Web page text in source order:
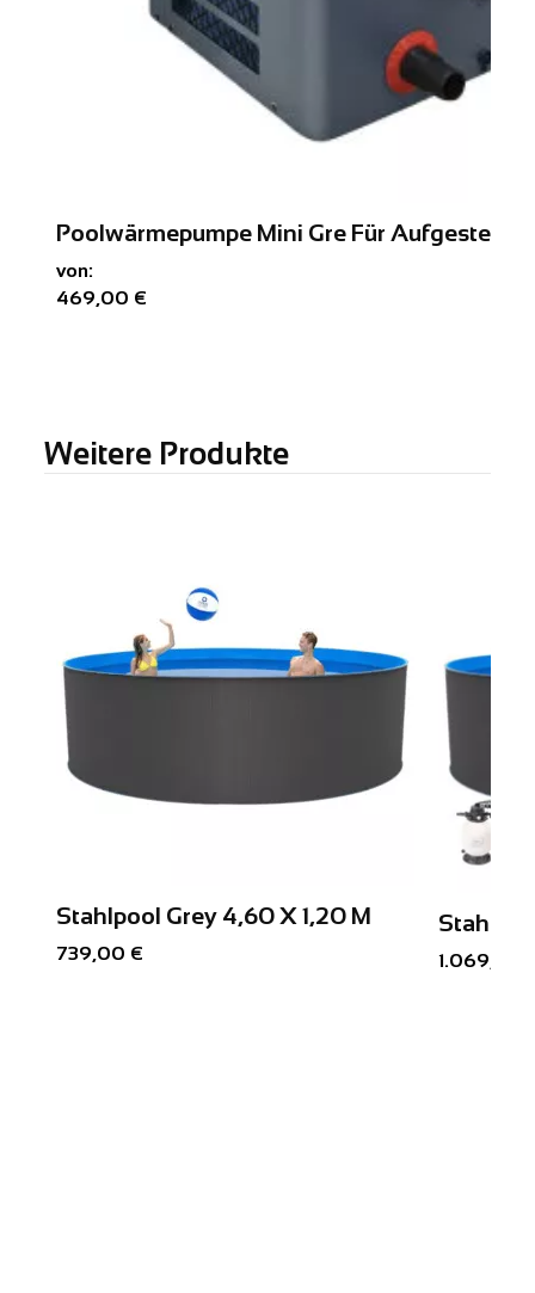
Poolwärmepumpe Mini Gre Für Aufgestellte
von:
469,00 €
Weitere Produkte
Stahlpool Grey 4,60 X 1,20 M
739,00 € 1.069,00